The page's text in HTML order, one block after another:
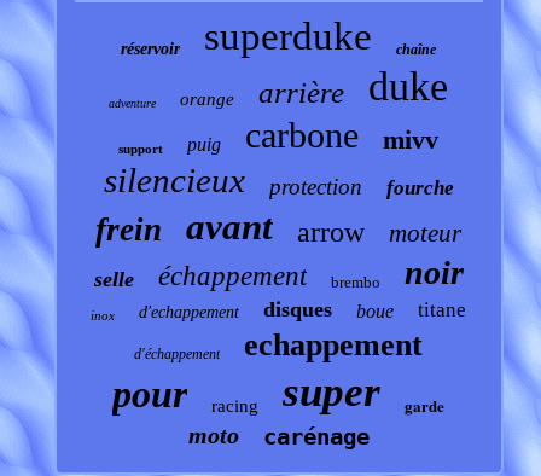
réservoir superduke chaîne
adventure orange arrière duke
support puig carbone mivv
silencieux protection fourche
frein avant arrow moteur
selle échappement brembo noir
inox d'echappement disques boue titane
d'échappement echappement
pour racing super garde
moto carénage